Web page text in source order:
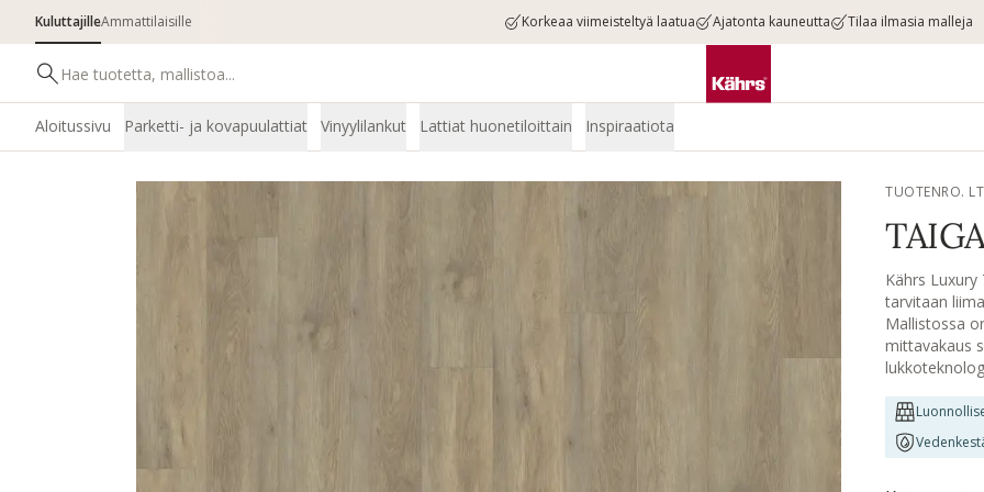
KuluttajilleAmmattilaisille Korkeaa viimeisteltyä laatua Ajatonta kauneutta Tilaa ilmasia malleja
Aloitussivu Parketti- ja kovapuulattiat Vinyylilankut Lattiat huonetiloittain Inspiraatiota
TUOTENRO.
Kährs
tarvitaan
Mallistossa
mittavakaus
vinyylistä,
vaimentava
käsitelty